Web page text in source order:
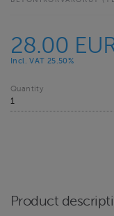
28.00
Incl. VAT 25.50%
Quantity
Product